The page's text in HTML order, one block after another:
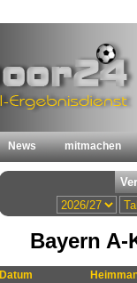
News mitmachen
Bayern A-
Datum